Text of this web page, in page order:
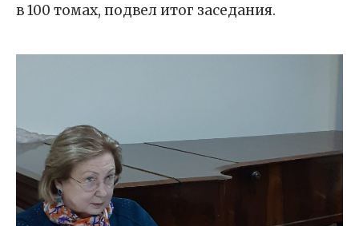
в 100 томах, подвел итог заседания.